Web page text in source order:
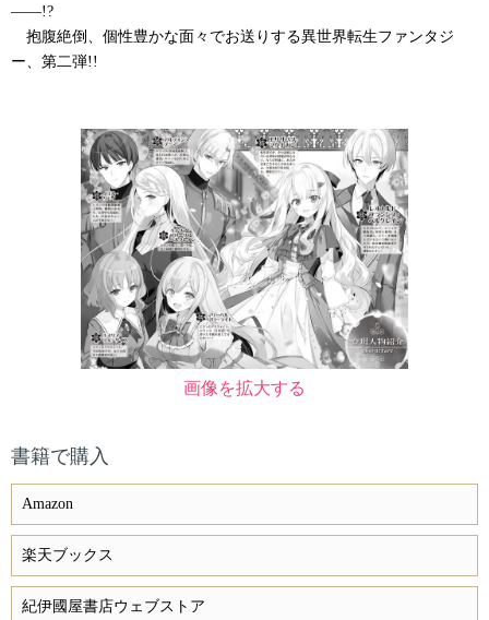
――!?
抱腹絶倒、個性豊かな面々でお送りする異世界転生ファンタジ
ー、第二弾!!
画像を拡大する
書籍で購入
Amazon
楽天ブックス
紀伊國屋書店ウェブストア